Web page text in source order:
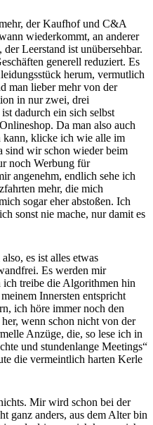
der Kaufhof und C&A
wiederkommt, an anderer
Leerstand ist unübersehbar.
generell reduziert. Es
herum, vermutlich
man lieber mehr von der
in nur zwei, drei
dadurch ein sich selbst
Da man also auch
kann, klicke ich wie alle im
sind wir schon wieder beim
noch Werbung für
angenehm, endlich sehe ich
mehr, die mich
sogar eher abstoßen. Ich
sonst nie mache, nur damit es
es ist alles etwas
Es werden mir
ich treibe die Algorithmen hin
Innersten entspricht
ich höre immer noch den
wenn schon nicht von der
Anzüge, die, so lese ich in
und stundenlange Meetings“
die vermeintlich harten Kerle
Mir wird schon bei der
ganz anders, aus dem Alter bin